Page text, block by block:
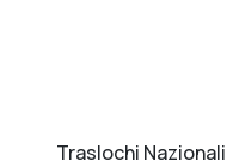
Traslochi Nazionali